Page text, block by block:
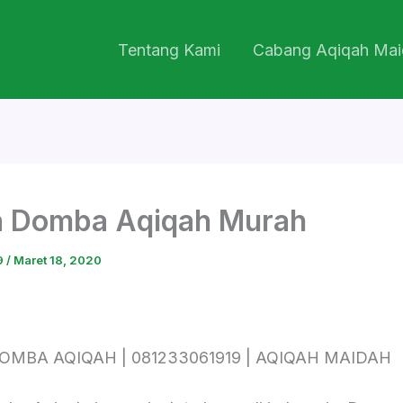
Tentang Kami Cabang Aqiqah
Domba Aqiqah Murah
/ Maret 18, 2020
AQIQAH | 081233061919 | AQIQAH MAIDAH